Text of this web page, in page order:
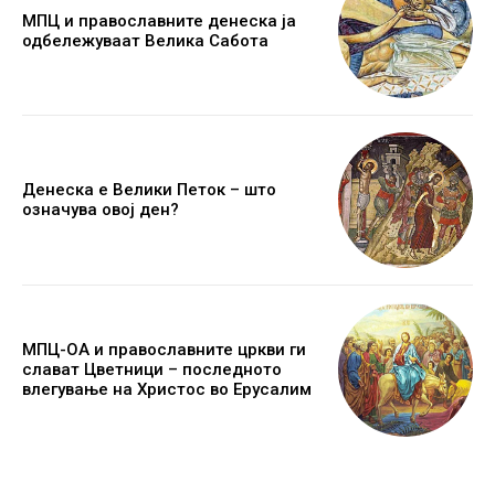
МПЦ и православните денеска ја
одбележуваат Велика Сабота
Денеска е Велики Петок – што
означува овој ден?
МПЦ-ОА и православните цркви ги
слават Цветници – последното
влегување на Христос во Ерусалим